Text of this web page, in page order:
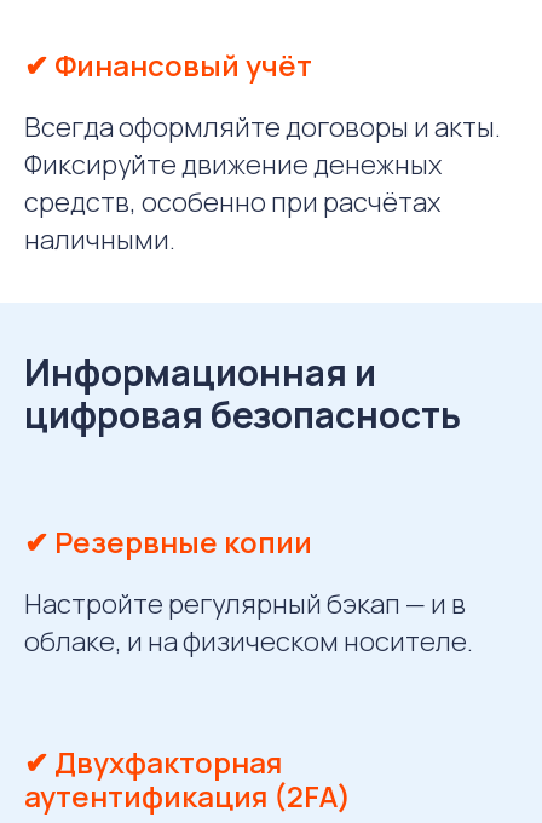
✔ Финансовый учёт
Всегда оформляйте договоры и акты.
Фиксируйте движение денежных
средств, особенно при расчётах
наличными.
Информационная и
цифровая безопасность
✔ Резервные копии
Настройте регулярный бэкап — и в
облаке, и на физическом носителе.
✔ Двухфакторная
аутентификация (2FA)